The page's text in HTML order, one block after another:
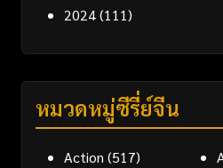
2024(111)
หมวดหมู่ซีรี่ย์จีน
Action (517)